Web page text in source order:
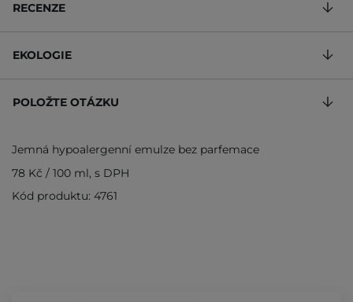
RECENZE
EKOLOGIE
POLOŽTE OTÁZKU
Jemná hypoalergenní emulze bez parfemace
78 Kč / 100 ml, s DPH
Kód produktu: 4761